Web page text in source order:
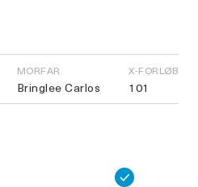
MORFAR
Bringlee Carlos
X-FORLØB
101